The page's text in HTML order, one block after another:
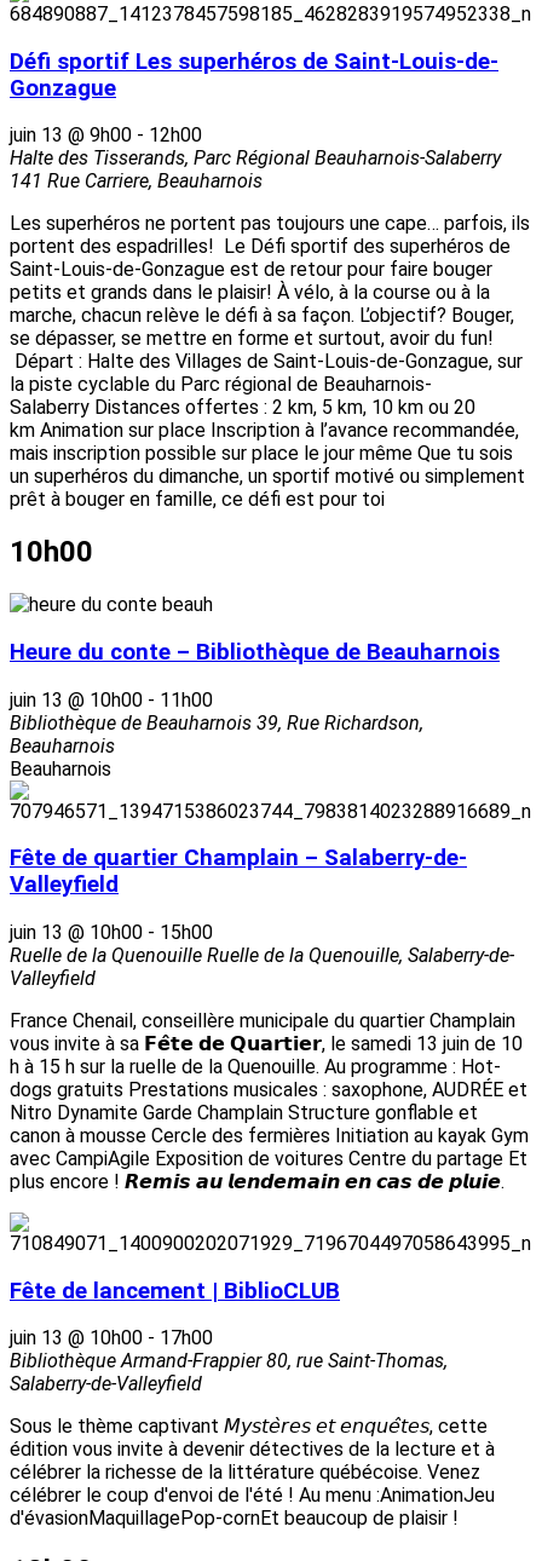
Défi sportif Les superhéros de Saint-Louis-de-
Gonzague
juin 13 @ 9h00 - 12h00
Halte des Tisserands, Parc Régional Beauharnois-Salaberry
141 Rue Carriere, Beauharnois
Les superhéros ne portent pas toujours une cape… parfois, ils
portent des espadrilles! Le Défi sportif des superhéros de
Saint-Louis-de-Gonzague est de retour pour faire bouger
petits et grands dans le plaisir! À vélo, à la course ou à la
marche, chacun relève le défi à sa façon. L’objectif? Bouger,
se dépasser, se mettre en forme et surtout, avoir du fun!
Départ : Halte des Villages de Saint-Louis-de-Gonzague, sur
la piste cyclable du Parc régional de Beauharnois-
Salaberry Distances offertes : 2 km, 5 km, 10 km ou 20
km Animation sur place Inscription à l’avance recommandée,
mais inscription possible sur place le jour même Que tu sois
un superhéros du dimanche, un sportif motivé ou simplement
prêt à bouger en famille, ce défi est pour toi
10h00
Heure du conte – Bibliothèque de Beauharnois
juin 13 @ 10h00 - 11h00
Bibliothèque de Beauharnois 39, Rue Richardson,
Beauharnois
Beauharnois
Fête de quartier Champlain – Salaberry-de-
Valleyfield
juin 13 @ 10h00 - 15h00
Ruelle de la Quenouille Ruelle de la Quenouille, Salaberry-de-
Valleyfield
France Chenail, conseillère municipale du quartier Champlain
vous invite à sa 𝗙𝗲̂𝘁𝗲 𝗱𝗲 𝗤𝘂𝗮𝗿𝘁𝗶𝗲𝗿, le samedi 13 juin de 10
h à 15 h sur la ruelle de la Quenouille. Au programme : Hot-
dogs gratuits Prestations musicales : saxophone, AUDRÉE et
Nitro Dynamite Garde Champlain Structure gonflable et
canon à mousse Cercle des fermières Initiation au kayak Gym
avec CampiAgile Exposition de voitures Centre du partage Et
plus encore ! 𝙍𝙚𝙢𝙞𝙨 𝙖𝙪 𝙡𝙚𝙣𝙙𝙚𝙢𝙖𝙞𝙣 𝙚𝙣 𝙘𝙖𝙨 𝙙𝙚 𝙥𝙡𝙪𝙞𝙚.
Fête de lancement | BiblioCLUB
juin 13 @ 10h00 - 17h00
Bibliothèque Armand-Frappier80, rue Saint-Thomas,
Salaberry-de-Valleyfield
Sous le thème captivant 𝘔𝘺𝘴𝘵𝘦̀𝘳𝘦𝘴 𝘦𝘵 𝘦𝘯𝘲𝘶𝘦̂𝘵𝘦𝘴, cette
édition vous invite à devenir détectives de la lecture et à
célébrer la richesse de la littérature québécoise. Venez
célébrer le coup d'envoi de l'été ! Au menu :AnimationJeu
d'évasionMaquillagePop-cornEt beaucoup de plaisir !